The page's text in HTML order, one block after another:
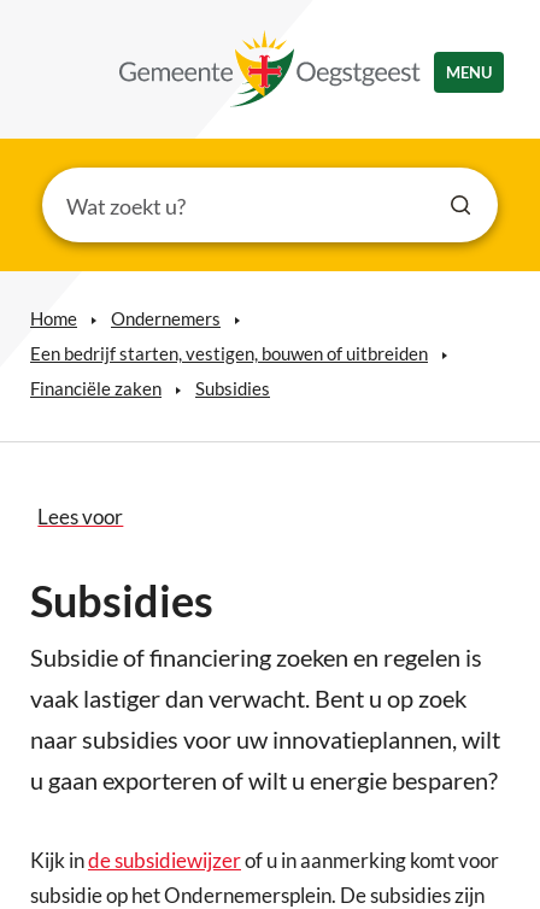
MENU
Home
Ondernemers
Een bedrijf starten, vestigen, bouwen of uitbreiden
Financiële zaken
Subsidies
Lees voor
Subsidies
Subsidie of financiering zoeken en regelen is
vaak lastiger dan verwacht. Bent u op zoek
naar subsidies voor uw innovatieplannen, wilt
u gaan exporteren of wilt u energie besparen?
Kijk inde subsidiewijzerof u in aanmerking komt voor
subsidie op het Ondernemersplein. De subsidies zijn